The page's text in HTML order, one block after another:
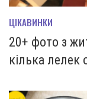
ЦІКАВИНКИ
20+ фото з
кілька лелек